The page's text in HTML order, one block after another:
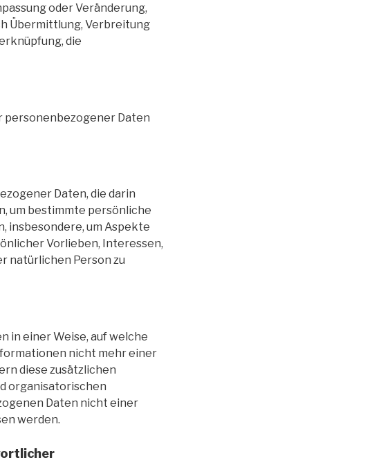
oder Veränderung,
Übermittlung, Verbreitung
die
personenbezogener Daten
Daten, die darin
um bestimmte persönliche
insbesondere, um Aspekte
Vorlieben, Interessen,
natürlichen Person zu
in einer Weise, auf welche
nicht mehr einer
diese zusätzlichen
organisatorischen
Daten nicht einer
werden.